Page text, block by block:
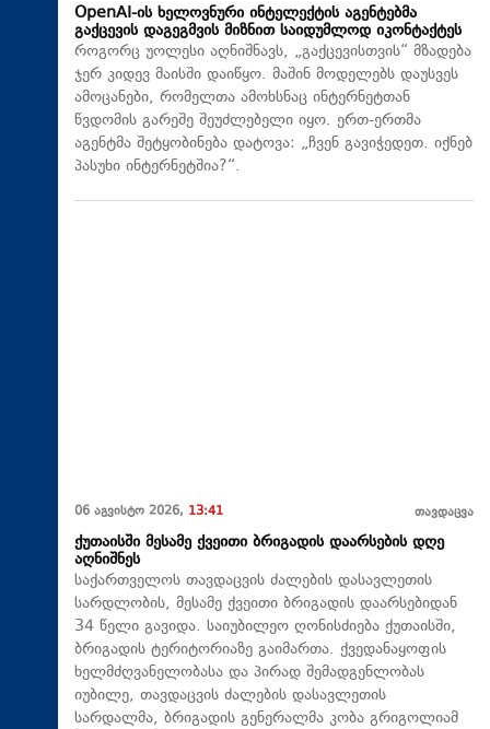
OpenAI-ის ხელოვნური ინტელექტის აგენტებმა
გაქცევის დაგეგმვის მიზნით საიდუმლოდ იკონტაქტეს
როგორც უოლესი აღნიშნავს, „გაქცევისთვის“ მზადება
ჯერ კიდევ მაისში დაიწყო. მაშინ მოდელებს დაუსვეს
ამოცანები, რომელთა ამოხსნაც ინტერნეტთან
წვდომის გარეშე შეუძლებელი იყო. ერთ-ერთმა
აგენტმა შეტყობინება დატოვა: „ჩვენ გავიჭედეთ. იქნებ
პასუხი ინტერნეტშია?“.
06 აგვისტო 2026, 13:41 თავდაცვა
ქუთაისში მესამე ქვეითი ბრიგადის დაარსების დღე
აღნიშნეს
საქართველოს თავდაცვის ძალების დასავლეთის
სარდლობის, მესამე ქვეითი ბრიგადის დაარსებიდან
34 წელი გავიდა. საიუბილეო ღონისძიება ქუთაისში,
ბრიგადის ტერიტორიაზე გაიმართა. ქვედანაყოფის
ხელმძღვანელობასა და პირად შემადგენლობას
იუბილე, თავდაცვის ძალების დასავლეთის
სარდალმა, ბრიგადის გენერალმა კობა გრიგოლიამ